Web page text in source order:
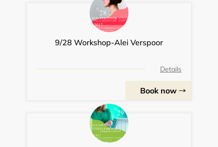
9/28 Workshop-Alei Verspoor
Details
Book now